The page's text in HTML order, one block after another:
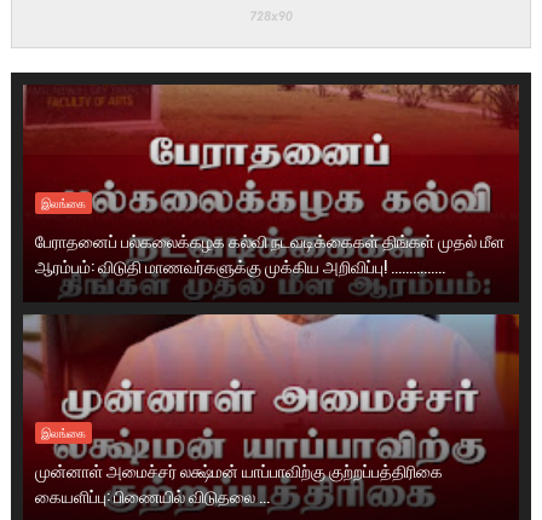
இலங்கை
பேராதனைப் பல்கலைக்கழக கல்வி நடவடிக்கைகள் திங்கள் முதல் மீள
ஆரம்பம்: விடுதி மாணவர்களுக்கு முக்கிய அறிவிப்பு! ...............
இலங்கை
முன்னாள் அமைச்சர் லக்ஷ்மன் யாப்பாவிற்கு குற்றப்பத்திரிகை
கையளிப்பு: பிணையில் விடுதலை ...